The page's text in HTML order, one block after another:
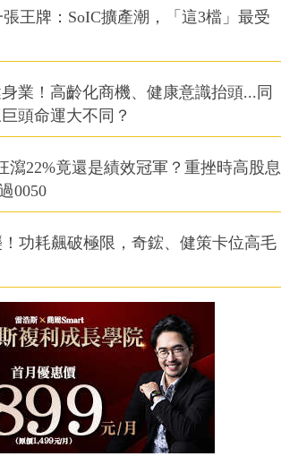
張王牌：SoIC擴產潮，「這3檔」最受
業！高齡化商機、健康意識抬頭...同
頭命運大不同？
瀉22%竟還是績效冠軍？重挫時高股息
0050
功耗飆破極限，奇鋐、健策卡位高毛